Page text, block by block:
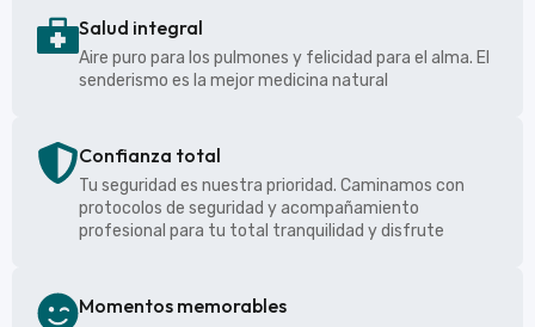
Salud integral
Aire puro para los pulmones y felicidad para el alma. El
senderismo es la mejor medicina natural
Confianza total
Tu seguridad es nuestra prioridad. Caminamos con
protocolos de seguridad y acompañamiento
profesional para tu total tranquilidad y disfrute
Momentos memorables